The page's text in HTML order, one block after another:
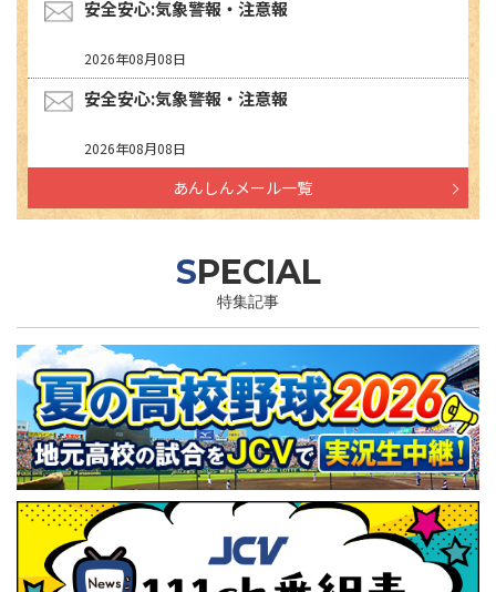
安全安心:気象警報・注意報
2026年08月08日
安全安心:気象警報・注意報
2026年08月08日
あんしんメール一覧
SPECIAL
特集記事